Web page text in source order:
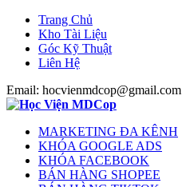
Trang Chủ
Kho Tài Liệu
Góc Kỹ Thuật
Liên Hệ
Email:
MARKETING ĐA KÊNH
KHÓA GOOGLE ADS
KHÓA FACEBOOK
BÁN HÀNG SHOPEE